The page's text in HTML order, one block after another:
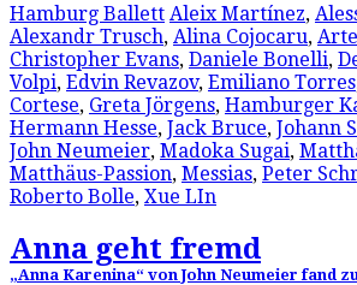
Hamburg Ballett Aleix Martínez,
Alexandr Trusch, Alina Cojocaru,
Christopher Evans, Daniele Bonelli,
Volpi, Edvin Revazov, Emiliano Torres
Cortese, Greta Jörgens, Hamburger
Hermann Hesse, Jack Bruce, Johann
John Neumeier, Madoka Sugai,
Matthäus-Passion, Messias, Peter
Roberto Bolle, Xue LIn
Anna geht fremd
„Anna Karenina“ von John Neumeier fand